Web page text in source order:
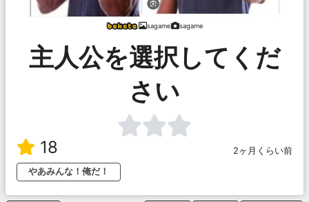
sagame sagame
主人公を選択してくだ
さい
18
2ヶ月くらい前
やあみんな！俺だ！